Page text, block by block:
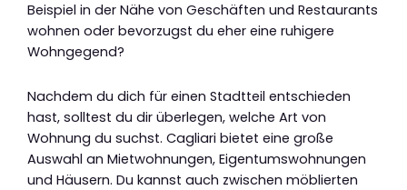
Beispiel in der Nähe von Geschäften und Restaurants
wohnen oder bevorzugst du eher eine ruhigere
Wohngegend?
Nachdem du dich für einen Stadtteil entschieden
hast, solltest du dir überlegen, welche Art von
Wohnung du suchst. Cagliari bietet eine große
Auswahl an Mietwohnungen, Eigentumswohnungen
und Häusern. Du kannst auch zwischen möblierten